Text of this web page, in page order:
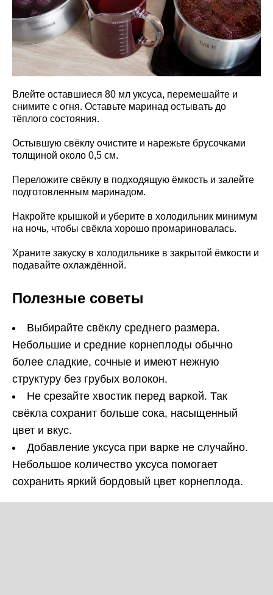
Влейте оставшиеся 80 мл уксуса, перемешайте и
снимите с огня. Оставьте маринад остывать до
тёплого состояния.
Остывшую свёклу очистите и нарежьте брусочками
толщиной около 0,5 см.
Переложите свёклу в подходящую ёмкость и залейте
подготовленным маринадом.
Накройте крышкой и уберите в холодильник минимум
на ночь, чтобы свёкла хорошо промариновалась.
Храните закуску в холодильнике в закрытой ёмкости и
подавайте охлаждённой.
Полезные советы
Выбирайте свёклу среднего размера.
Небольшие и средние корнеплоды обычно
более сладкие, сочные и имеют нежную
структуру без грубых волокон.
Не срезайте хвостик перед варкой. Так
свёкла сохранит больше сока, насыщенный
цвет и вкус.
Добавление уксуса при варке не случайно.
Небольшое количество уксуса помогает
сохранить яркий бордовый цвет корнеплода.